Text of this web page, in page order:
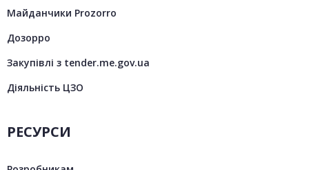
Майданчики Prozorro
Дозорро
Закупівлі з tender.me.gov.ua
Діяльність ЦЗО
РЕСУРСИ